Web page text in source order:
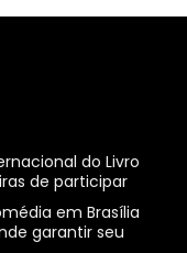
do Livro
de participar
em Brasília
garantir seu